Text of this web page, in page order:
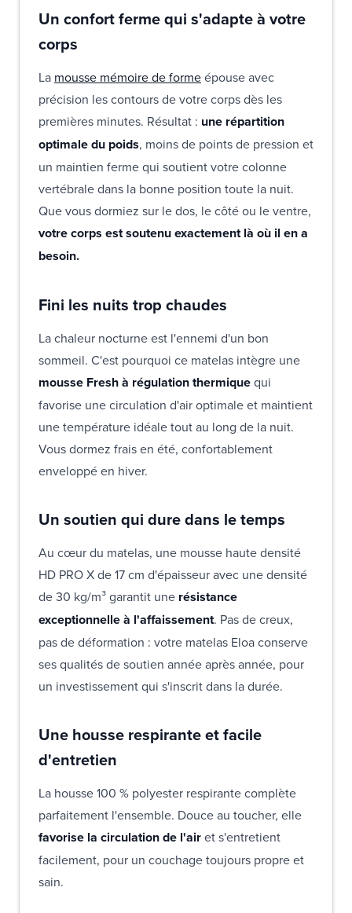
Un confort ferme qui s'adapte à votre
corps
La mousse mémoire de formeépouse avec
précision les contours de votre corps dès les
premières minutes. Résultat : une répartition
optimale du poids, moins de points de pression et
un maintien ferme qui soutient votre colonne
vertébrale dans la bonne position toute la nuit.
Que vous dormiez sur le dos, le côté ou le ventre,
votre corps est soutenu exactement là où il en a
besoin.
Fini les nuits trop chaudes
La chaleur nocturne est l'ennemi d'un bon
sommeil. C'est pourquoi ce matelas intègre une
mousse Fresh à régulation thermiquequi
favorise une circulation d'air optimale et maintient
une température idéale tout au long de la nuit.
Vous dormez frais en été, confortablement
enveloppé en hiver.
Un soutien qui dure dans le temps
Au cœur du matelas, une mousse haute densité
HD PRO X de 17 cm d'épaisseur avec une densité
de 30 kg/m³ garantit une résistance
exceptionnelle à l'affaissement. Pas de creux,
pas de déformation : votre matelas Eloa conserve
ses qualités de soutien année après année, pour
un investissement qui s'inscrit dans la durée.
Une housse respirante et facile
d'entretien
La housse 100 % polyester respirante complète
parfaitement l'ensemble. Douce au toucher, elle
favorise la circulation de l'airet s'entretient
facilement, pour un couchage toujours propre et
sain.